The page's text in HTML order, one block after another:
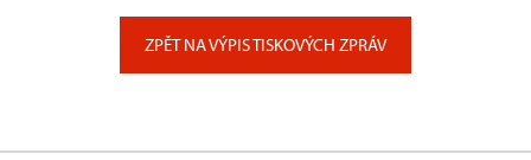
ZPĚT NA VÝPIS TISKOVÝCH ZPRÁV